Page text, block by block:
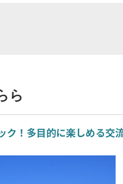
ら
ク！多目的に楽しめる交